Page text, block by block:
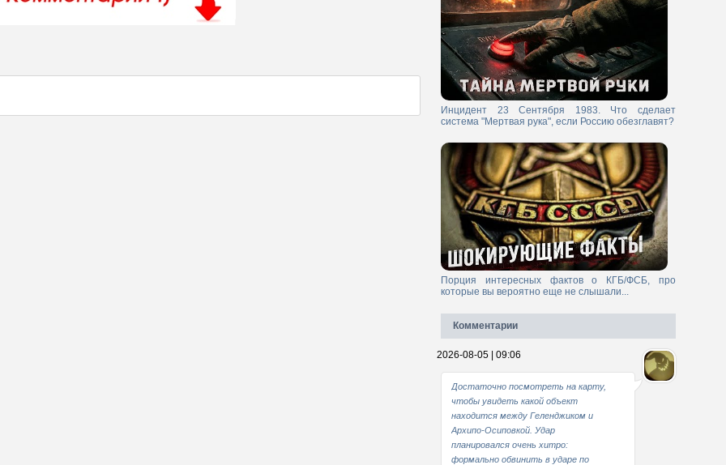
Инцидент 23 Сентября 1983. Что сделает
система "Мертвая рука", если Россию обезглавят?
Порция интересных фактов о КГБ/ФСБ, про
которые вы вероятно еще не слышали...
Комментарии
2026-08-05 | 09:06
Достаточно посмотреть на карту,
чтобы увидеть какой объект
находится между Геленджиком и
Архипо-Осиповкой. Удар
планировался очень хитро:
формально обвинить в ударе по